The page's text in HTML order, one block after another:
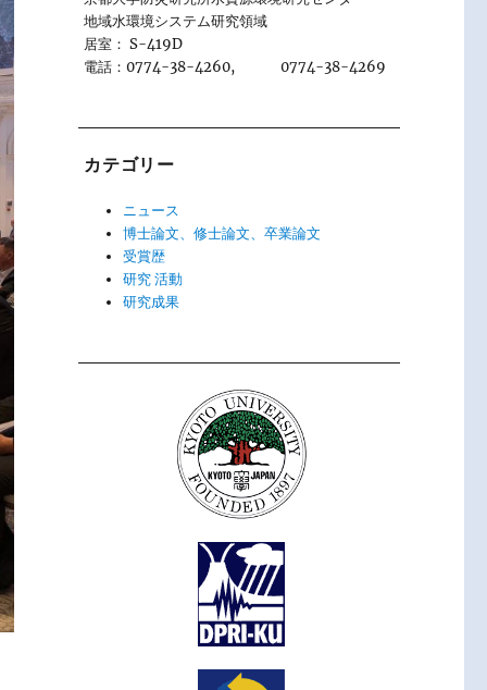
地域水環境システム研究領域
居室： S-419D
電話：0774-38-4260, 0774-38-4269
カテゴリー
ニュース
博士論文、修士論文、卒業論文
受賞歴
研究 活動
研究成果